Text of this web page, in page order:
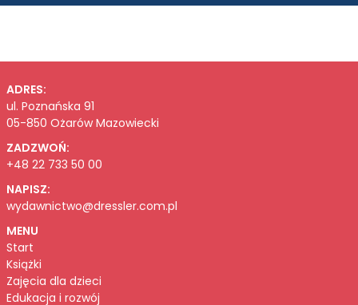
ADRES:
ul. Poznańska 91
05-850 Ożarów Mazowiecki
ZADZWOŃ:
+48 22 733 50 00
NAPISZ:
wydawnictwo@dressler.com.pl
MENU
Start
Książki
Zajęcia dla dzieci
Edukacja i rozwój